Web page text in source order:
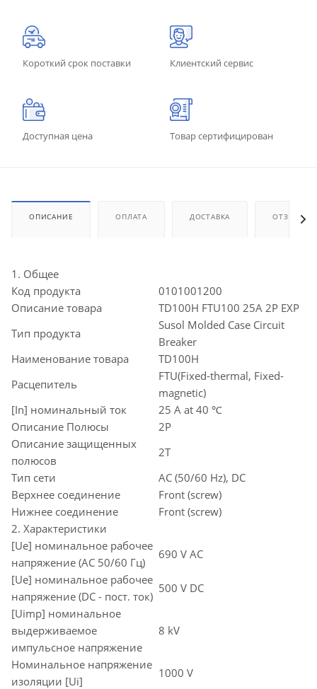
Короткий срок поставки Клиентский сервис
Доступная цена Товар сертифицирован
ОПИСАНИЕ ОПЛАТА ДОСТАВКА ОТЗЫВЫ
1. Общее
Код продукта
0101001200
Описание товара
TD100H FTU100 25A 2P EXP
Тип продукта
Susol Molded Case Circuit
Breaker
Наименование товара
TD100H
Расцепитель
FTU(Fixed-thermal, Fixed-
magnetic)
[In] номинальный ток
25 A at 40 ℃
Описание Полюсы
2P
Описание защищенных
полюсов
2T
Тип сети
AC (50/60 Hz), DC
Верхнее соединение
Front (screw)
Нижнее соединение
Front (screw)
2. Характеристики
[Ue] номинальное рабочее
напряжение (AC 50/60 Гц)
690 V AC
[Ue] номинальное рабочее
напряжение (DC - пост. ток)
500 V DC
[Uimp] номинальное
выдерживаемое
импульсное напряжение
8 kV
Номинальное напряжение
изоляции [Ui]
1000 V